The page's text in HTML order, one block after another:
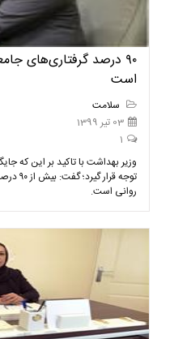
۹۰ درصد گرفتاری‌های
است
سلامت
03 تیر 1399
1
وزیر بهداشت با تاکید بر این که
توجه
روانی است.